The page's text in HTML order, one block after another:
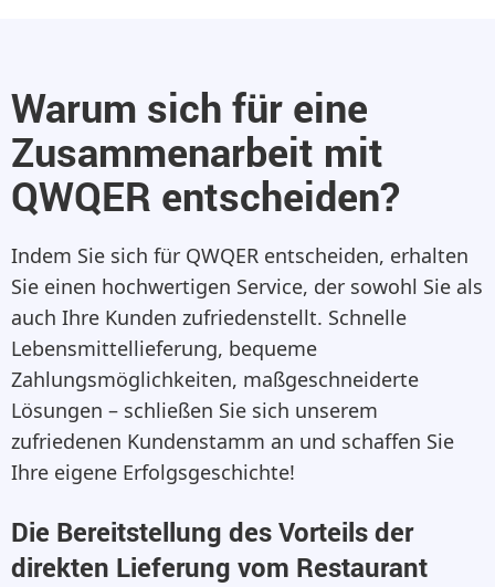
Warum sich für eine
Zusammenarbeit mit
QWQER entscheiden?
Indem Sie sich für QWQER entscheiden, erhalten
Sie einen hochwertigen Service, der sowohl Sie als
auch Ihre Kunden zufriedenstellt. Schnelle
Lebensmittellieferung, bequeme
Zahlungsmöglichkeiten, maßgeschneiderte
Lösungen – schließen Sie sich unserem
zufriedenen Kundenstamm an und schaffen Sie
Ihre eigene Erfolgsgeschichte!
Die Bereitstellung des Vorteils der
direkten Lieferung vom Restaurant